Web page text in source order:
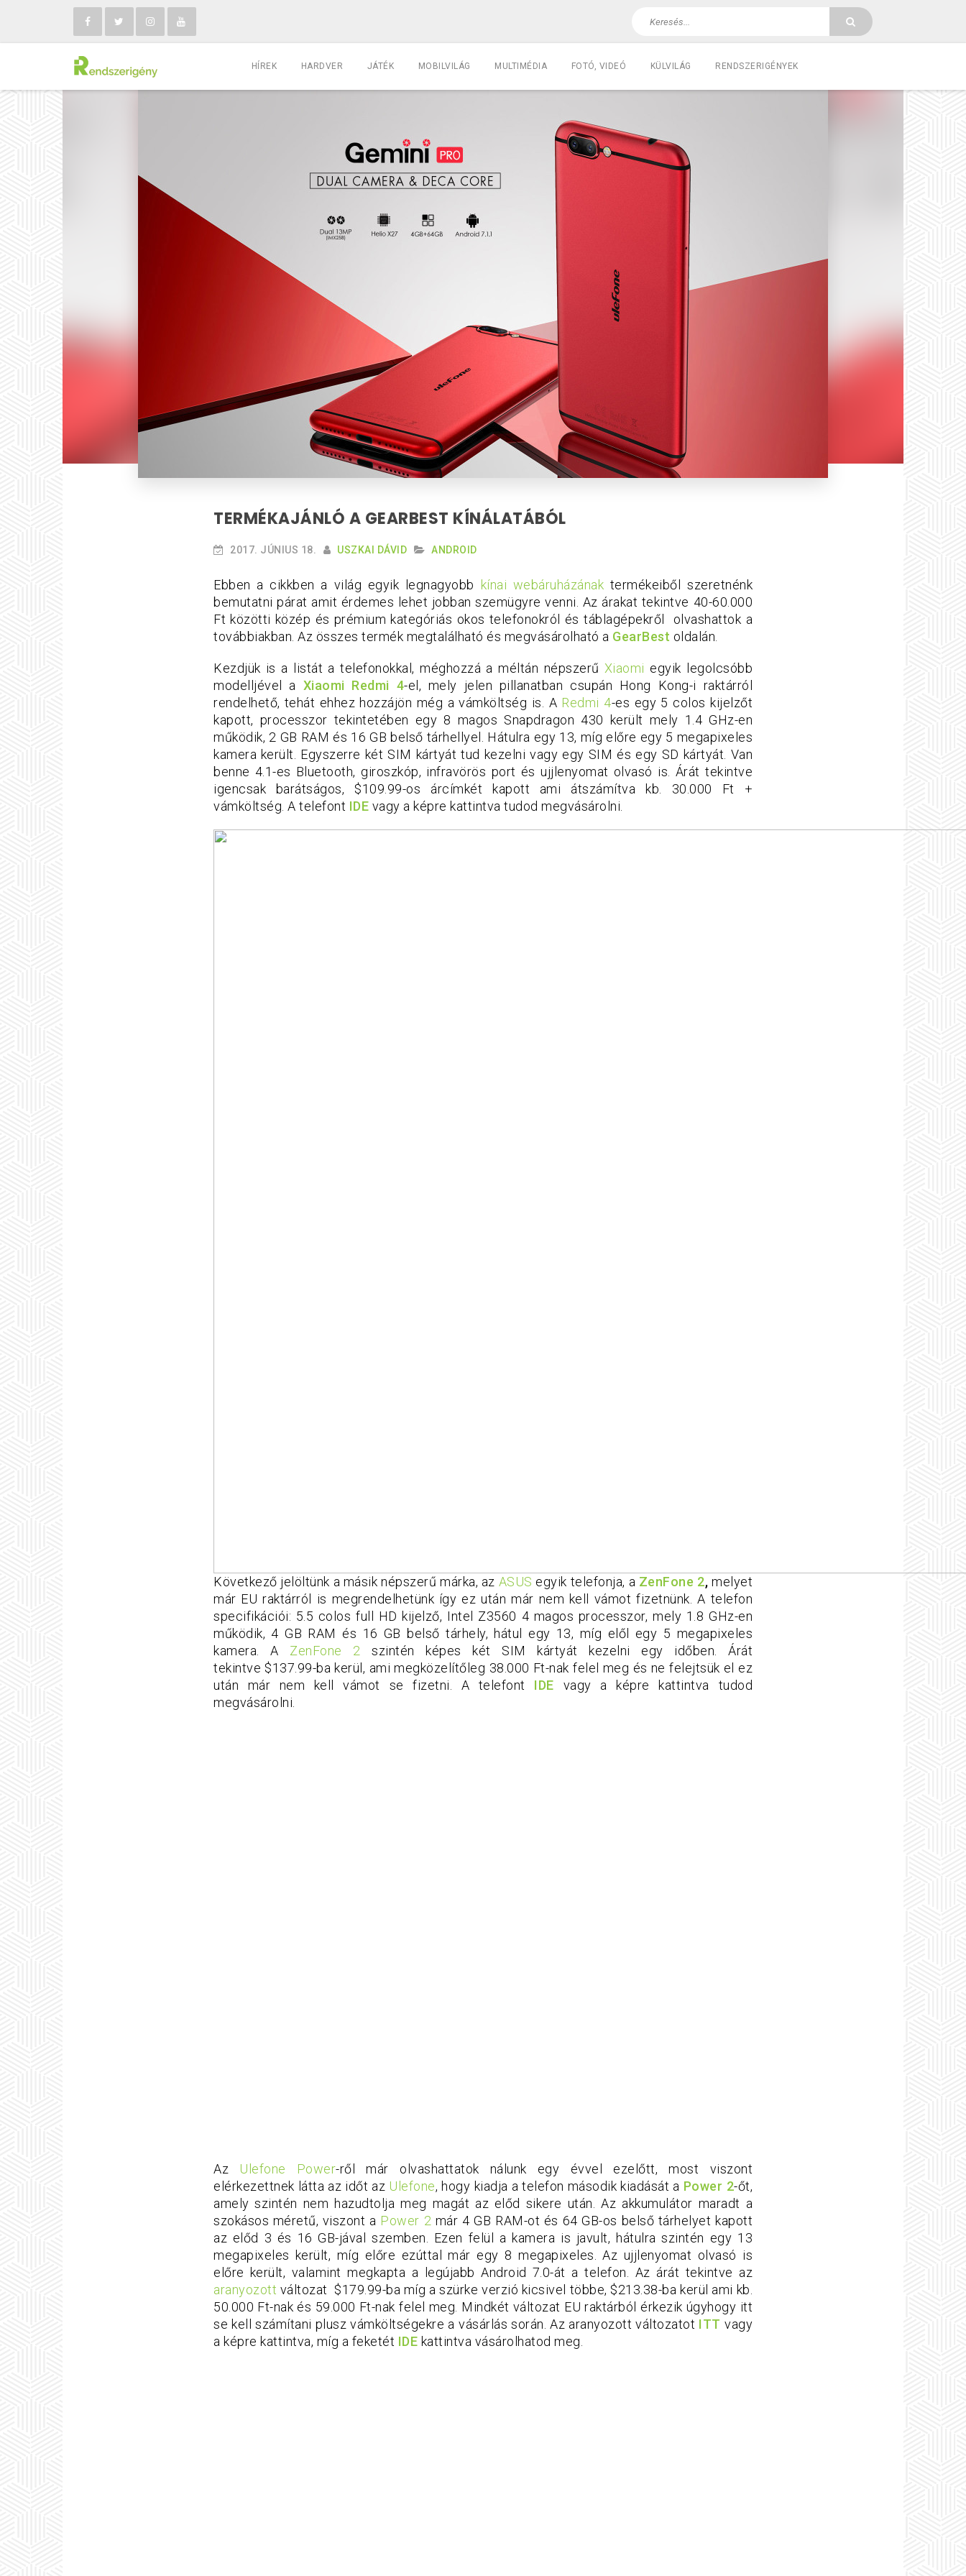
HÍREK HARDVER JÁTÉK MOBILVILÁG MULTIMÉDIA FOTÓ, VIDEÓ KÜLVILÁG RENDSZERIGÉNYEK
TERMÉKAJÁNLÓ A GEARBEST KÍNÁLATÁBÓL
2017. JÚNIUS 18. USZKAI DÁVID ANDROID
Ebben a cikkben a világ egyik legnagyobb kínai webáruházának termékeiből szeretnénk
bemutatni párat amit érdemes lehet jobban szemügyre venni. Az árakat tekintve 40-60.000
Ft közötti közép és prémium kategóriás okos telefonokról és táblagépekről olvashattok a
továbbiakban. Az összes termék megtalálható és megvásárolható a GearBest oldalán.
Kezdjük is a listát a telefonokkal, méghozzá a méltán népszerű Xiaomi egyik legolcsóbb
modelljével a Xiaomi Redmi 4-el, mely jelen pillanatban csupán Hong Kong-i raktárról
rendelhető, tehát ehhez hozzájön még a vámköltség is. A Redmi 4-es egy 5 colos kijelzőt
kapott, processzor tekintetében egy 8 magos Snapdragon 430 került mely 1.4 GHz-en
működik, 2 GB RAM és 16 GB belső tárhellyel. Hátulra egy 13, míg előre egy 5 megapixeles
kamera került. Egyszerre két SIM kártyát tud kezelni vagy egy SIM és egy SD kártyát. Van
benne 4.1-es Bluetooth, giroszkóp, infravörös port és ujjlenyomat olvasó is. Árát tekintve
igencsak barátságos, $109.99-os árcímkét kapott ami átszámítva kb. 30.000 Ft +
vámköltség. A telefont IDE vagy a képre kattintva tudod megvásárolni.
Következő jelöltünk a másik népszerű márka, az ASUS egyik telefonja, a ZenFone 2, melyet
már EU raktárról is megrendelhetünk így ez után már nem kell vámot fizetnünk. A telefon
specifikációi: 5.5 colos full HD kijelző, Intel Z3560 4 magos processzor, mely 1.8 GHz-en
működik, 4 GB RAM és 16 GB belső tárhely, hátul egy 13, míg elől egy 5 megapixeles
kamera. A ZenFone 2 szintén képes két SIM kártyát kezelni egy időben. Árát
tekintve $137.99-ba kerül, ami megközelítőleg 38.000 Ft-nak felel meg és ne felejtsük el ez
után már nem kell vámot se fizetni. A telefont IDE vagy a képre kattintva tudod
megvásárolni.
Az Ulefone Power-ről már olvashattatok nálunk egy évvel ezelőtt, most viszont
elérkezettnek látta az időt az Ulefone, hogy kiadja a telefon második kiadását a Power 2-őt,
amely szintén nem hazudtolja meg magát az előd sikere után. Az akkumulátor maradt a
szokásos méretű, viszont a Power 2 már 4 GB RAM-ot és 64 GB-os belső tárhelyet kapott
az előd 3 és 16 GB-jával szemben. Ezen felül a kamera is javult, hátulra szintén egy 13
megapixeles került, míg előre ezúttal már egy 8 megapixeles. Az ujjlenyomat olvasó is
előre került, valamint megkapta a legújabb Android 7.0-át a telefon. Az árát tekintve az
aranyozott változat $179.99-ba míg a szürke verzió kicsivel többe, $213.38-ba kerül ami kb.
50.000 Ft-nak és 59.000 Ft-nak felel meg. Mindkét változat EU raktárból érkezik úgyhogy itt
se kell számítani plusz vámköltségekre a vásárlás során. Az aranyozott változatot ITT vagy
a képre kattintva, míg a feketét IDE kattintva vásárolhatod meg.